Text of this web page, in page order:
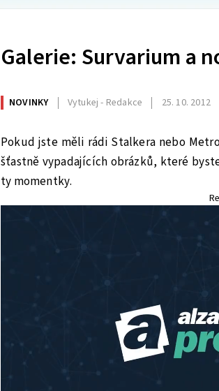
Galerie: Survarium a
NOVINKY Vytukej - Redakce 25. 10. 2012
Pokud jste měli rádi Stalkera nebo
šťastně vypadajících obrázků, které
ty momentky.